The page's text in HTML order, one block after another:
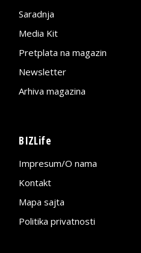
Saradnja
Media Kit
Pretplata na magazin
Newsletter
Arhiva magazina
BIZLife
Impresum/O nama
Kontakt
Mapa sajta
Politika privatnosti